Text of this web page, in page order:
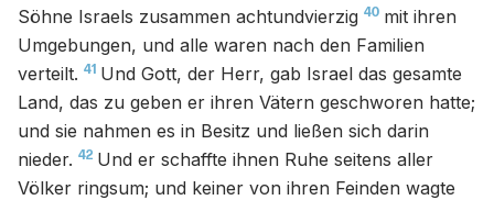
Söhne Israels zusammen achtundvierzig 40 mit ihren
Umgebungen, und alle waren nach den Familien
verteilt. 41 Und Gott, der Herr, gab Israel das gesamte
Land, das zu geben er ihren Vätern geschworen hatte;
und sie nahmen es in Besitz und ließen sich darin
nieder. 42 Und er schaffte ihnen Ruhe seitens aller
Völker ringsum; und keiner von ihren Feinden wagte